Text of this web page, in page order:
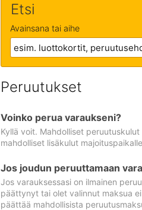
Etsi
Avainsana tai aihe
Peruutukset
Voinko perua varaukseni?
Kyllä voit. Mahdolliset
mahdolliset lisäkulut
Jos joudun peruuttamaan
Jos varauksessasi on ilmainen
päättynyt tai olet valinnut maksua
päättää mahdollisista